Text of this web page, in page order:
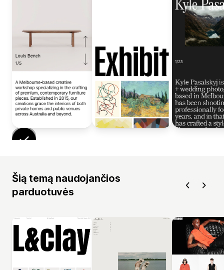
Šią temą naudojančios
parduotuvės